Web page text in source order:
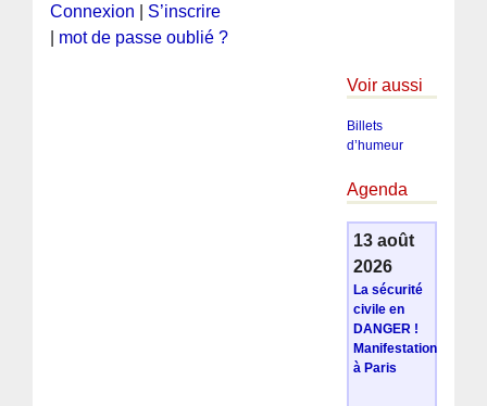
Connexion
S’inscrire
mot de passe oublié ?
Voir aussi
Billets
d’humeur
Agenda
13 août
2026
La sécurité
civile en
DANGER !
Manifestation
à Paris